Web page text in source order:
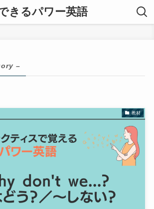
きるパワー英語
–
教材